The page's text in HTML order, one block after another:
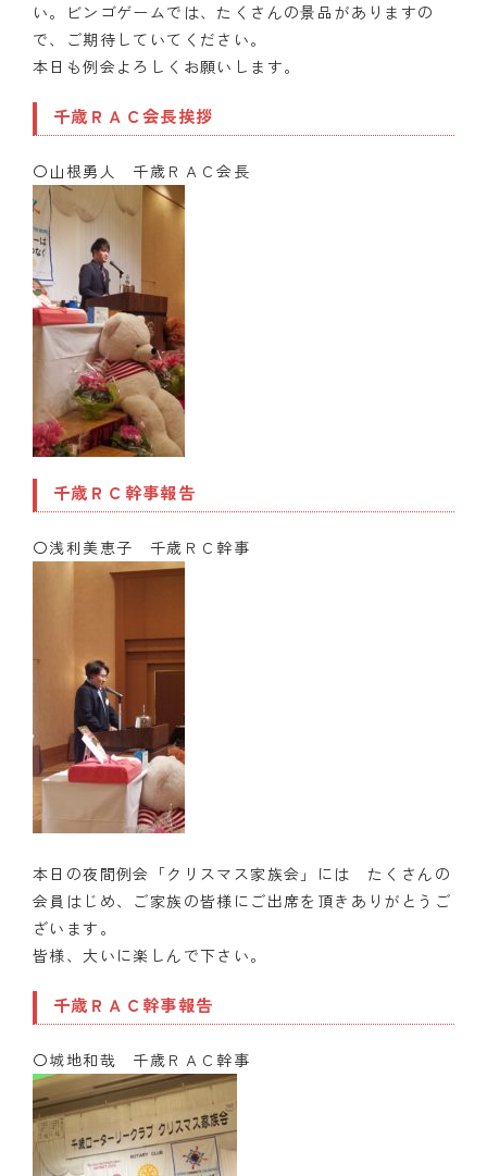
い。ビンゴゲームでは、たくさんの景品がありますの
で、ご期待していてください。
本日も例会よろしくお願いします。
千歳ＲＡＣ会長挨拶
〇山根勇人 千歳ＲＡＣ会長
千歳ＲＣ幹事報告
〇浅利美恵子 千歳ＲＣ幹事
本日の夜間例会「クリスマス家族会」には たくさんの
会員はじめ、ご家族の皆様にご出席を頂きありがとうご
ざいます。
皆様、大いに楽しんで下さい。
千歳ＲＡＣ幹事報告
〇城地和哉 千歳ＲＡＣ幹事